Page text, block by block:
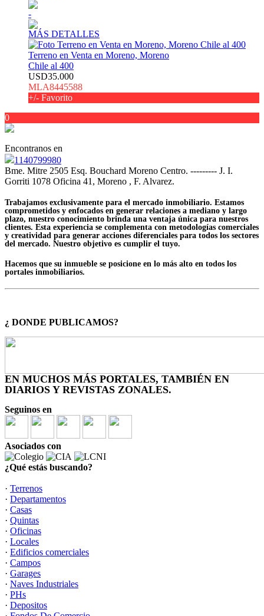
-
MÁS DETALLES
Terreno en Venta en Moreno, Moreno
Chile al 400
USD35.000
MLA8445588
+/- Favorito
0
Encontranos en
1140799980
Bme. Mitre 2505 Esq. Bouchard Moreno Centro. --------- J. I.
Gorriti 1078 Oficina 41, Moreno , F. Alvarez.
Trabajamos exclusivamente para el mercado inmobiliario. Estamos
comprometidos y enfocados en generar relaciones a mediano y largo
plazo, nuestro conocimiento brinda una ventaja única para nuestros
clientes. Esta experiencia se complementa con metodologías comerciales
y creatividad para generar acciones diferenciales para todos los sectores
del mercado. Nuestro objetivo es cumplir el tuyo.
Hacemos que su inmueble se posicione en lo más alto en todos los
portales inmobiliarios.
¿ DONDE PUBLICAMOS?
EN MUCHOS MÁS PORTALES, TAMBIÉN EN
DIARIOS Y REVISTAS ZONALES.
Seguinos en
Asociados con
¿Qué estás buscando?
· Terrenos
· Departamentos
· Casas
· Quintas
· Oficinas
· Locales
· Edificios comerciales
· Campos
· Garages
· Naves Industriales
· PHs
· Depositos